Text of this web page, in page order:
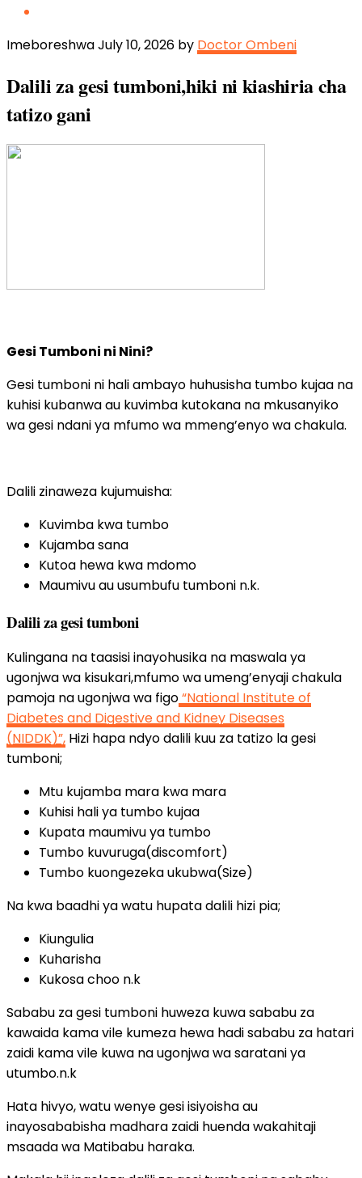
Imeboreshwa July 10, 2026 by Doctor Ombeni
Dalili za gesi tumboni,hiki ni kiashiria cha
tatizo gani
Gesi Tumboni ni Nini?
Gesi tumboni ni hali ambayo huhusisha tumbo kujaa na
kuhisi kubanwa au kuvimba kutokana na mkusanyiko
wa gesi ndani ya mfumo wa mmeng’enyo wa chakula.
Dalili zinaweza kujumuisha:
Kuvimba kwa tumbo
Kujamba sana
Kutoa hewa kwa mdomo
Maumivu au usumbufu tumboni n.k.
Dalili za gesi tumboni
Kulingana na taasisi inayohusika na maswala ya
ugonjwa wa kisukari,mfumo wa umeng’enyaji chakula
pamoja na ugonjwa wa figo“National Institute of
Diabetes and Digestive and Kidney Diseases
(NIDDK)”, Hizi hapa ndyo dalili kuu za tatizo la gesi
tumboni;
Mtu kujamba mara kwa mara
Kuhisi hali ya tumbo kujaa
Kupata maumivu ya tumbo
Tumbo kuvuruga(discomfort)
Tumbo kuongezeka ukubwa(Size)
Na kwa baadhi ya watu hupata dalili hizi pia;
Kiungulia
Kuharisha
Kukosa choo n.k
Sababu za gesi tumboni huweza kuwa sababu za
kawaida kama vile kumeza hewa hadi sababu za hatari
zaidi kama vile kuwa na ugonjwa wa saratani ya
utumbo.n.k
Hata hivyo, watu wenye gesi isiyoisha au
inayosababisha madhara zaidi huenda wakahitaji
msaada wa Matibabu haraka.